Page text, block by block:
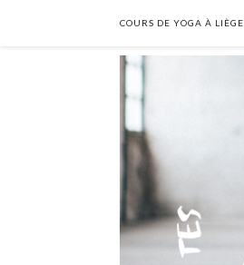
COURS DE YOGA À LIÈGE